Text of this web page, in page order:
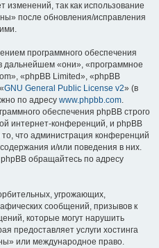
изменений, так как использование
после обновления/исправления
программного обеспечения
дальнейшем «они», «программное
«phpBB Limited», «phpBB
GNU General Public License v2» (в
по адресу www.phpbb.com.
обеспечения phpBB строго
интернет-конференций, и phpBB
то, что администрация конференций
и/или поведения в них.
обращайтесь по адресу
угрожающих,
сообщений, призывов к
которые могут нарушить
предоставляет услуги хостинга
или международное право.